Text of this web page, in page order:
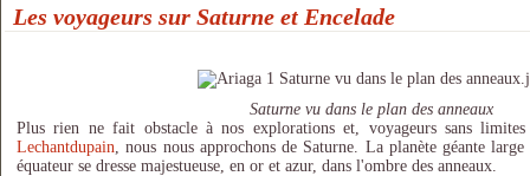
Les voyageurs sur Saturne et Encelade
Saturne vu dans le plan des anneaux
Plus rien ne fait obstacle à nos explorations et, voyageurs sans
Lechantdupain , nous nous approchons de Saturne. La planète géante
équateur se dresse majestueuse, en or et azur, dans l'ombre des anneaux.